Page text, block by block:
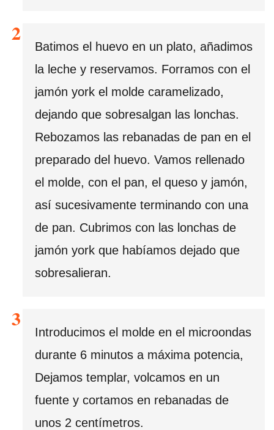
Batimos el huevo en un plato, añadimos
la leche y reservamos. Forramos con el
jamón york el molde caramelizado,
dejando que sobresalgan las lonchas.
Rebozamos las rebanadas de pan en el
preparado del huevo. Vamos rellenado
el molde, con el pan, el queso y jamón,
así sucesivamente terminando con una
de pan. Cubrimos con las lonchas de
jamón york que habíamos dejado que
sobresalieran.
Introducimos el molde en el microondas
durante 6 minutos a máxima potencia,
Dejamos templar, volcamos en un
fuente y cortamos en rebanadas de
unos 2 centímetros.